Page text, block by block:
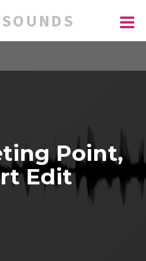
Point,
Edit